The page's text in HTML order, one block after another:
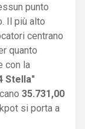
punto
Il più alto
centrano
quanto
con la
Stella"
35.731,00
si porta a